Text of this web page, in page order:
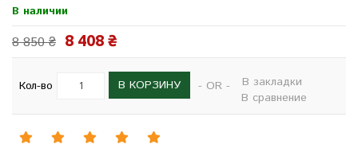
В наличии
8 850 ₴ 8 408 ₴
Кол-во В КОРЗИНУ - OR -
В закладки
В сравнение